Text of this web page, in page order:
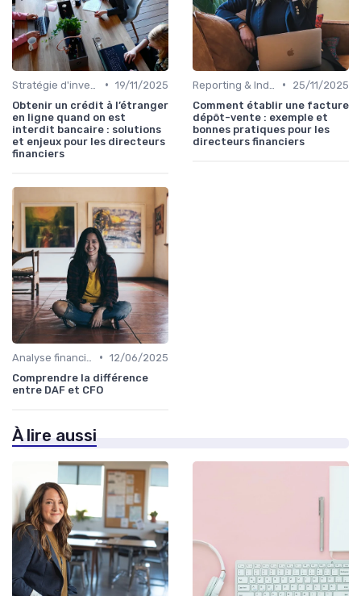
• 19/11/2025
Obtenir un crédit à l’étranger
en ligne quand on est
interdit bancaire : solutions
et enjeux pour les directeurs
financiers
•
25/11/2025
Comment établir une facture
dépôt-vente : exemple et
bonnes pratiques pour les
directeurs financiers
• 12/06/2025
Comprendre la différence
entre DAF et CFO
À lire aussi